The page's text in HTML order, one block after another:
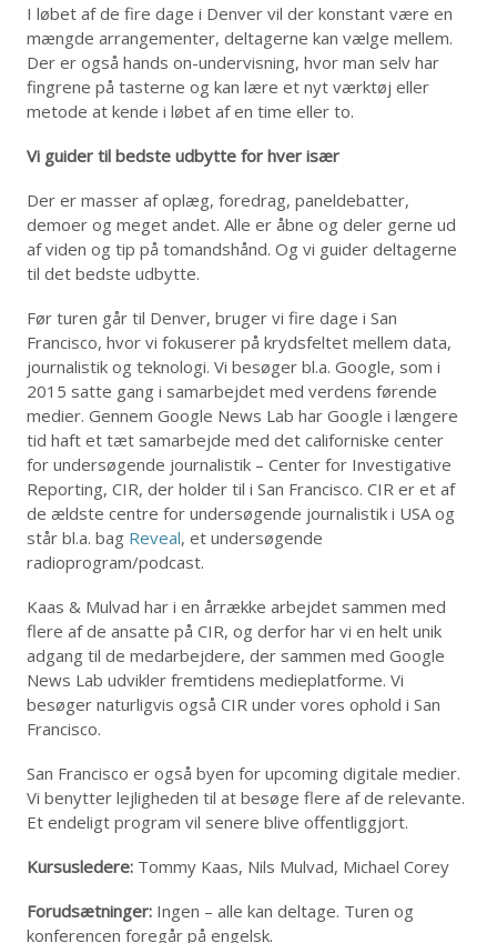
I løbet af de fire dage i Denver vil der konstant være en
mængde arrangementer, deltagerne kan vælge mellem.
Der er også hands on-undervisning, hvor man selv har
fingrene på tasterne og kan lære et nyt værktøj eller
metode at kende i løbet af en time eller to.
Vi guider til bedste udbytte for hver især
Der er masser af oplæg, foredrag, paneldebatter,
demoer og meget andet. Alle er åbne og deler gerne ud
af viden og tip på tomandshånd. Og vi guider deltagerne
til det bedste udbytte.
Før turen går til Denver, bruger vi fire dage i San
Francisco, hvor vi fokuserer på krydsfeltet mellem data,
journalistik og teknologi. Vi besøger bl.a. Google, som i
2015 satte gang i samarbejdet med verdens førende
medier. Gennem Google News Lab har Google i længere
tid haft et tæt samarbejde med det californiske center
for undersøgende journalistik – Center for Investigative
Reporting, CIR, der holder til i San Francisco. CIR er et af
de ældste centre for undersøgende journalistik i USA og
står bl.a. bag Reveal, et undersøgende
radioprogram/podcast.
Kaas & Mulvad har i en årrække arbejdet sammen med
flere af de ansatte på CIR, og derfor har vi en helt unik
adgang til de medarbejdere, der sammen med Google
News Lab udvikler fremtidens medieplatforme. Vi
besøger naturligvis også CIR under vores ophold i San
Francisco.
San Francisco er også byen for upcoming digitale medier.
Vi benytter lejligheden til at besøge flere af de relevante.
Et endeligt program vil senere blive offentliggjort.
Kursusledere: Tommy Kaas, Nils Mulvad, Michael Corey
Forudsætninger: Ingen – alle kan deltage. Turen og
konferencen foregår på engelsk.